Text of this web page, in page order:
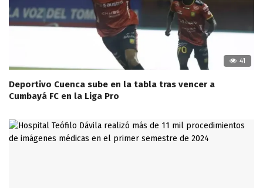
41
Deportivo Cuenca sube en la tabla tras vencer a
Cumbayá FC en la Liga Pro